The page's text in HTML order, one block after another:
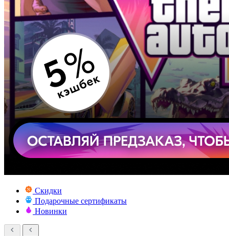
Скидки
Подарочные сертификаты
Новинки